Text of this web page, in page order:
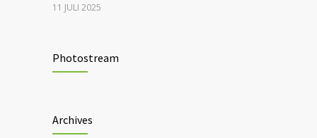
11 JULI 2025
NU Tingkatkan Layanan Kesehatan Warga
Gresik
Peringati 1 Abad NU, RSI Nyai Ageng
Photostream
Archives